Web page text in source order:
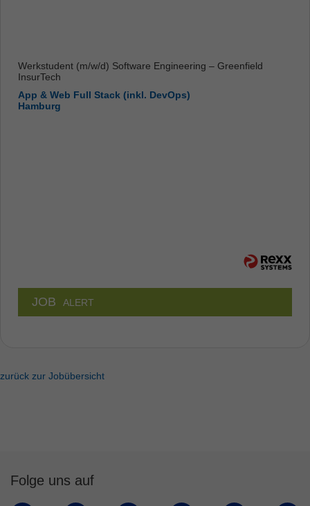
Werkstudent (m/w/d) Software Engineering – Greenfield
InsurTech
App & Web Full Stack (inkl. DevOps)
Hamburg
JOB ALERT
zurück zur Jobübersicht
Folge uns auf